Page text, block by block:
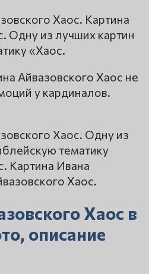
Хаос. Картина
Одну из лучших картин
«Хаос.
Айвазовского Хаос не
у кардиналов.
Хаос. Одну из
тематику
Картина Ивана
Хаос.
Хаос в
описание